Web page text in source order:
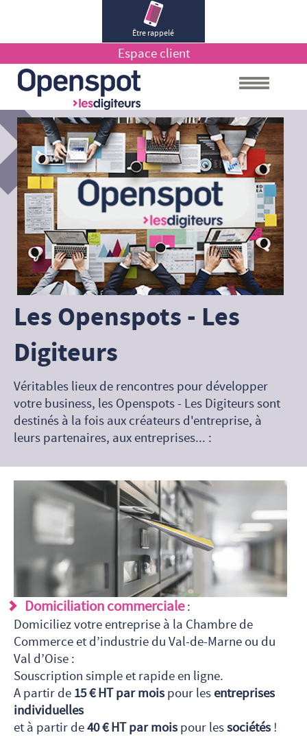
Espace client
Les Openspots - Les
Digiteurs
Véritables lieux de rencontres pour développer
votre business, les Openspots - Les Digiteurs sont
destinés à la fois aux créateurs d'entreprise, à
leurs partenaires, aux entreprises... :
Domiciliation commerciale :
Domiciliez votre entreprise à la Chambre de
Commerce et d’industrie du Val-de-Marne ou du
Val d’Oise :
Souscription simple et rapide en ligne.
A partir de 15 € HT par mois pour les entreprises
individuelles
et à partir de40 € HT par mois pour lessociétés !
Être rappelé